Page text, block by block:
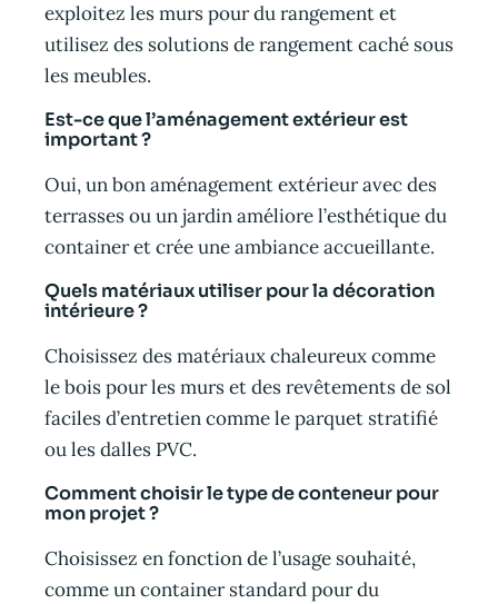
exploitez les murs pour du rangement et
utilisez des solutions de rangement caché sous
les meubles.
Est-ce que l’aménagement extérieur est
important ?
Oui, un bon aménagement extérieur avec des
terrasses ou un jardin améliore l’esthétique du
container et crée une ambiance accueillante.
Quels matériaux utiliser pour la décoration
intérieure ?
Choisissez des matériaux chaleureux comme
le bois pour les murs et des revêtements de sol
faciles d’entretien comme le parquet stratifié
ou les dalles PVC.
Comment choisir le type de conteneur pour
mon projet ?
Choisissez en fonction de l’usage souhaité,
comme un container standard pour du